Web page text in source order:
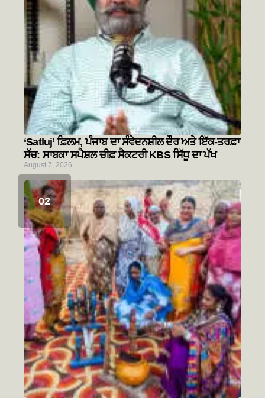
‘Satluj’ ਫ਼ਿਲਮ, ਪੰਜਾਬ ਦਾ ਸੰਵੇਦਨਸ਼ੀਲ ਦੌਰ ਅਤੇ ਇੱਕ-ਤਰਫ਼ਾ
ਸੱਚ: ਸਾਬਕਾ ਸਪੈਸ਼ਲ ਚੀਫ਼ ਸੈਕਟਰੀ KBS ਸਿੱਧੂ ਦਾ ਪੱਖ
August 7, 2026